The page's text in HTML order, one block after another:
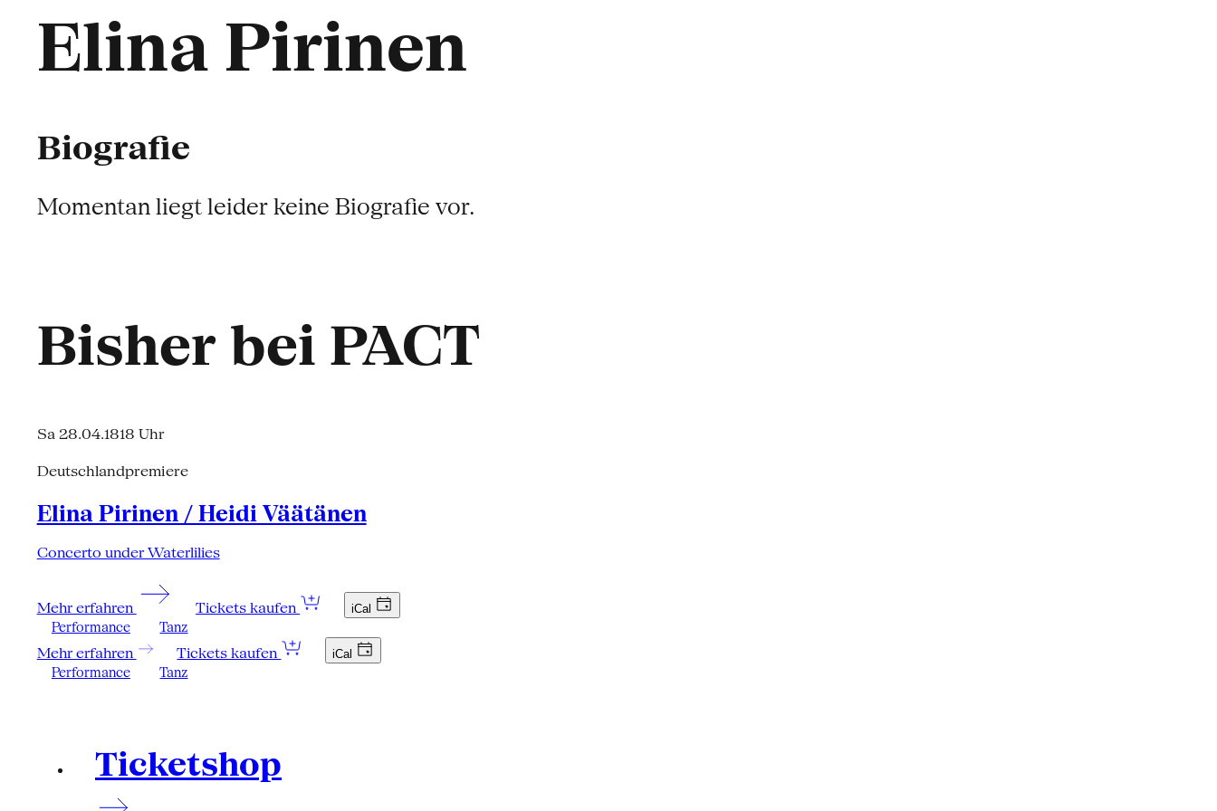
Elina Pirinen
Biografie
Momentan liegt leider keine Biografie vor.
Bisher bei PACT
Sa 28.04.1818 Uhr
Deutschlandpremiere
Elina Pirinen / Heidi Väätänen
Concerto under Waterlilies
Mehr erfahren Tickets kaufen iCal
Performance Tanz
Mehr erfahren Tickets kaufen iCal
Performance Tanz
Ticketshop